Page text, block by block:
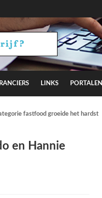
LINKS PORTALEN
fastfood groeide het hardst
en Hannie